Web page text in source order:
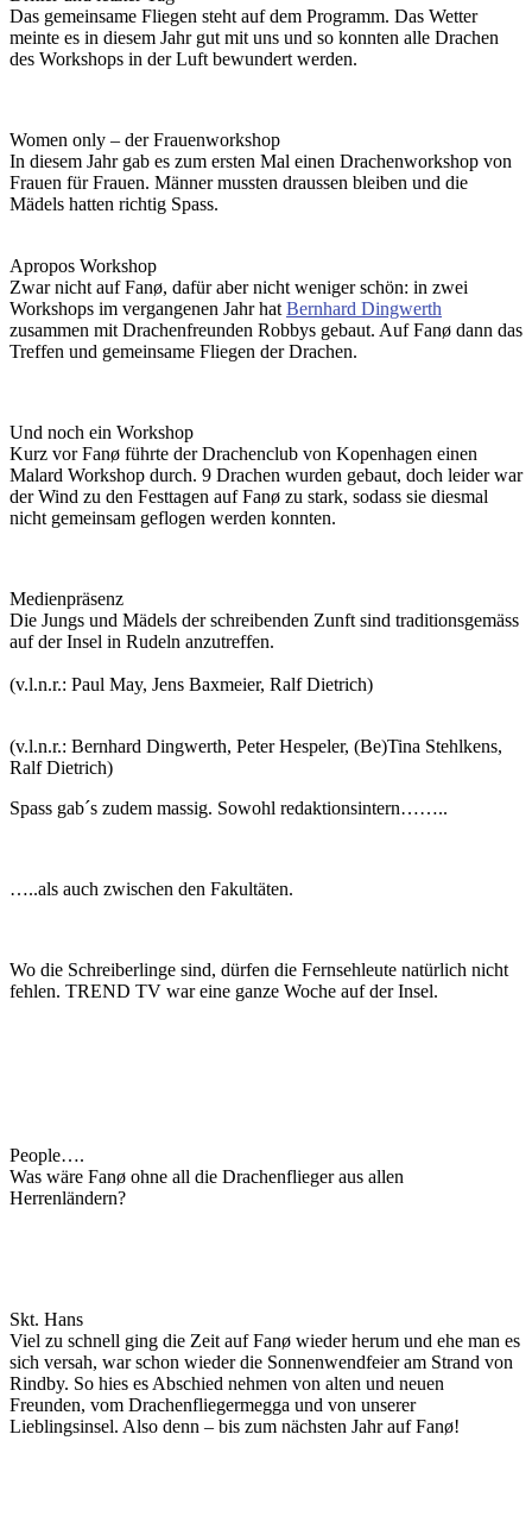
Das gemeinsame Fliegen steht auf dem Programm. Das Wetter
meinte es in diesem Jahr gut mit uns und so konnten alle Drachen
des Workshops in der Luft bewundert werden.
Women only – der Frauenworkshop
In diesem Jahr gab es zum ersten Mal einen Drachenworkshop von
Frauen für Frauen. Männer mussten draussen bleiben und die
Mädels hatten richtig Spass.
Apropos Workshop
Zwar nicht auf Fanø, dafür aber nicht weniger schön: in zwei
Workshops im vergangenen Jahr hat Bernhard Dingwerth
zusammen mit Drachenfreunden Robbys gebaut. Auf Fanø dann das
Treffen und gemeinsame Fliegen der Drachen.
Und noch ein Workshop
Kurz vor Fanø führte der Drachenclub von Kopenhagen einen
Malard Workshop durch. 9 Drachen wurden gebaut, doch leider war
der Wind zu den Festtagen auf Fanø zu stark, sodass sie diesmal
nicht gemeinsam geflogen werden konnten.
Medienpräsenz
Die Jungs und Mädels der schreibenden Zunft sind traditionsgemäss
auf der Insel in Rudeln anzutreffen.
(v.l.n.r.: Paul May, Jens Baxmeier, Ralf Dietrich)
(v.l.n.r.: Bernhard Dingwerth, Peter Hespeler, (Be)Tina Stehlkens,
Ralf Dietrich)
Spass gab´s zudem massig. Sowohl redaktionsintern……..
…..als auch zwischen den Fakultäten.
Wo die Schreiberlinge sind, dürfen die Fernsehleute natürlich nicht
fehlen. TREND TV war eine ganze Woche auf der Insel.
People….
Was wäre Fanø ohne all die Drachenflieger aus allen
Herrenländern?
Skt. Hans
Viel zu schnell ging die Zeit auf Fanø wieder herum und ehe man es
sich versah, war schon wieder die Sonnenwendfeier am Strand von
Rindby. So hies es Abschied nehmen von alten und neuen
Freunden, vom Drachenfliegermegga und von unserer
Lieblingsinsel. Also denn – bis zum nächsten Jahr auf Fanø!